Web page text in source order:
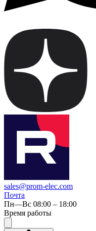
sales@prom-elec.com
Почта
Пн—Вс 08:00 – 18:00
Время работы